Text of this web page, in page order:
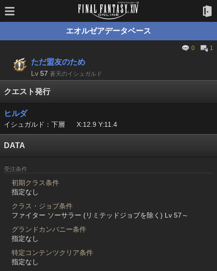
エオルゼアデータベース
0 1
ただ盟友のため
Lv 57 蒼天のイシュガルド
クエスト発行
ヒルダ
イシュガルド：下層 X:12.9 Y:11.4
DATA
受注条件
初期クラス条件
指定なし
クラス・ジョブ条件
ファイター ソーサラー (リミテッドジョブを除く) Lv 57～
グランドカンパニー条件
指定なし
特定コンテンツクリア条件
指定なし